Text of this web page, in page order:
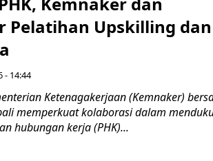
Pelatihan Upskilling dan
- 14:44
Ketenagakerjaan (Kemnaker)
memperkuat kolaborasi dalam
hubungan kerja (PHK)...